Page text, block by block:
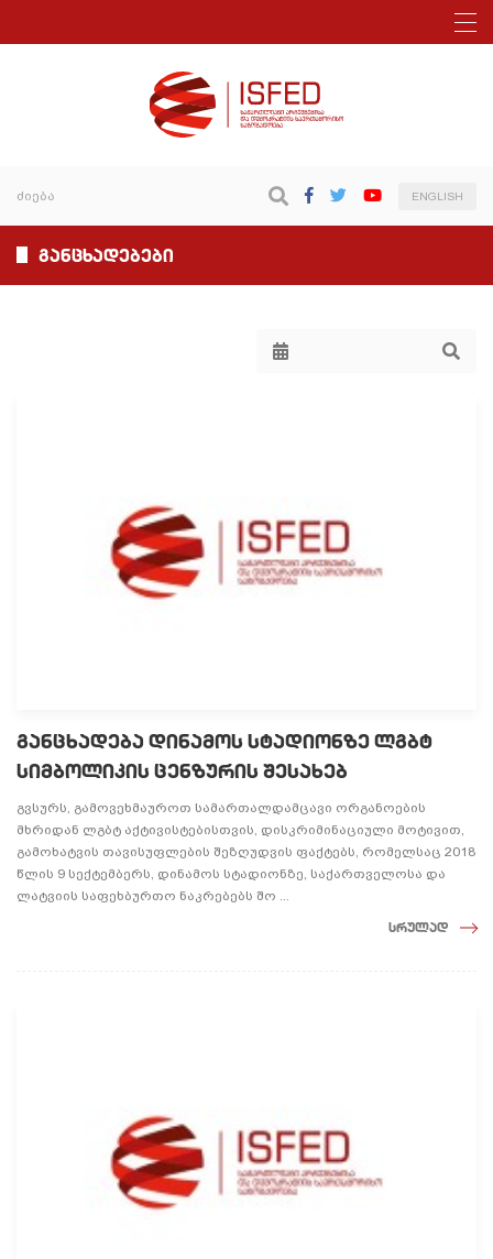
ENGLISH
განცხადებები
განცხადება დინამოს სტადიონზე ლგბტ
სიმბოლიკის ცენზურის შესახებ
გვსურს, გამოვეხმაუროთ სამართალდამცავი ორგანოების
მხრიდან ლგბტ აქტივისტებისთვის, დისკრიმინაციული მოტივით,
გამოხატვის თავისუფლების შეზღუდვის ფაქტებს, რომელსაც 2018
წლის 9 სექტემბერს, დინამოს სტადიონზე, საქართველოსა და
ლატვიის საფეხბურთო ნაკრებებს შო ...
სრულად